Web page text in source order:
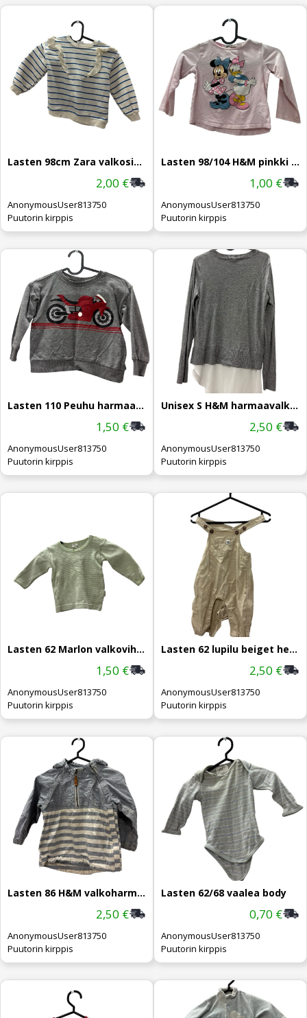
Lasten 98cm Zara valkosininen raitapaita
2,00 €
AnonymousUser813750
Puutorin kirppis
Lasten 98/104 H&M pinkki Disney paita
1,00 €
AnonymousUser813750
Puutorin kirppis
Lasten 110 Peuhu harmaa paita
1,50 €
AnonymousUser813750
Puutorin kirppis
Unisex S H&M harmaavalko paita
2,50 €
AnonymousUser813750
Puutorin kirppis
Lasten 62 Marlon valkovihreä paita
1,50 €
AnonymousUser813750
Puutorin kirppis
Lasten 62 lupilu beiget henkselihousut
2,50 €
AnonymousUser813750
Puutorin kirppis
Lasten 86 H&M valkoharmaa takki
2,50 €
AnonymousUser813750
Puutorin kirppis
Lasten 62/68 vaalea body
0,70 €
AnonymousUser813750
Puutorin kirppis